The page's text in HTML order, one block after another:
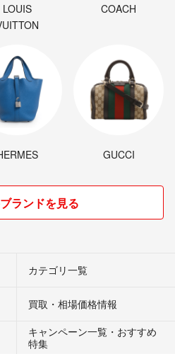
LOUIS
COACH
GUCCI
ランドを見る
カテゴリ一覧
買取・相場価格情報
キャンペーン一覧・おすすめ
特集